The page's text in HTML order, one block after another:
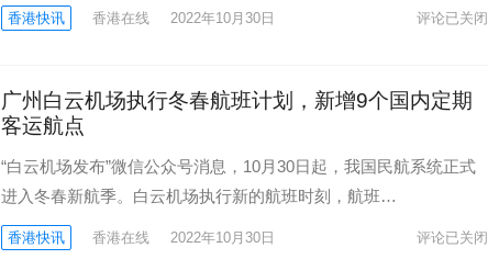
香港快讯 香港在线 2022年10月30日 评论已关闭
广州白云机场执行冬春航班计划，新增9个国内定期
客运航点
“白云机场发布”微信公众号消息，10月30日起，我国民航系统正式
进入冬春新航季。白云机场执行新的航班时刻，航班…
香港快讯 香港在线 2022年10月30日 评论已关闭